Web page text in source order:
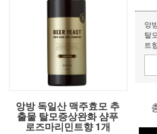
앙방 독일산 맥주효모 추
출물 탈모증상완화 샴푸
로즈마리민트향 1개
앙
탈
트